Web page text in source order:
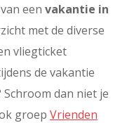
een vakantie in
met de diverse
vliegticket
de vakantie
dan niet je
groep Vrienden